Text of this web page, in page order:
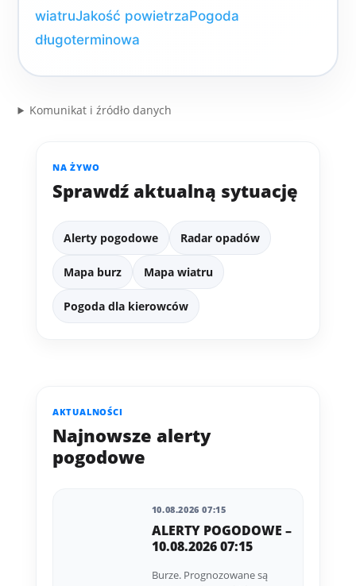
wiatruJakość powietrzaPogoda
długoterminowa
Komunikat i źródło danych
NA ŻYWO
Sprawdź aktualną sytuację
Alerty pogodowe Radar opadów
Mapa burz Mapa wiatru
Pogoda dla kierowców
AKTUALNOŚCI
Najnowsze alerty
pogodowe
10.08.2026 07:15
ALERTY POGODOWE –
10.08.2026 07:15
Burze. Prognozowane są